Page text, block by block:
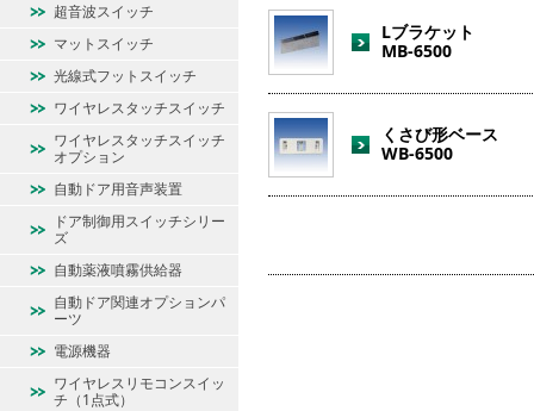
Lブラケット
MB-6500
くさび形ベース
WB-6500
超音波スイッチ
マットスイッチ
光線式フットスイッチ
ワイヤレスタッチスイッチ
ワイヤレスタッチスイッチ
オプション
自動ドア用音声装置
ドア制御用スイッチシリー
ズ
自動薬液噴霧供給器
自動ドア関連オプションパ
ーツ
電源機器
ワイヤレスリモコンスイッ
チ（1点式）